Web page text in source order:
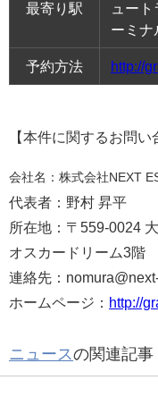
最寄り駅
ュー
ーミナ
予約方法 http://
【本件に関するお問い
会社名：株式会社NEXT
代表者：野村 昇平
所在地：〒559-0024
オスカードリーム3階
連絡先：
ホームページ： http://
ニュースの関連記事